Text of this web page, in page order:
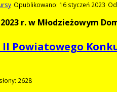
Opublikowano: 16 styczeń 2023
r. w Młodzieżowym
Powiatowego
2628